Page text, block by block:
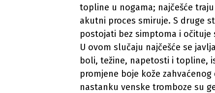
topline u nogama; najčešće
akutni proces smiruje. S druge
postojati bez simptoma i
U ovom slučaju najčešće se
boli, težine, napetosti i topline,
promjene boje kože
nastanku venske tromboze su